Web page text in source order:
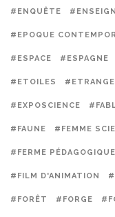
#ENQUÊTE
#EPOQUE
#ESPACE #ESPAGNE
#ETOILES
#EXPOSCIENCE
#FAUNE #FEMME
#FERME PÉDAGOGIQUE
#FILM D'ANIMATION
#FORÊT #FORGE